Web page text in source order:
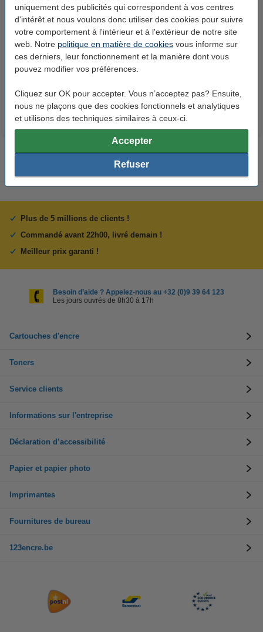
uniquement des publicités qui correspondent à vos centres
d'intérêt et nous voulons donc utiliser des cookies pour suivre
votre comportement à l'intérieur et à l'extérieur de notre site
web. Notre politique en matière de cookies vous informe sur
ces derniers, leur fonctionnement et la manière dont vous
pouvez modifier vos préférences.
Cliquez sur OK pour accepter. Vous n’acceptez pas? Ensuite,
nous ne plaçons que des cookies fonctionnels et analytiques
et utilisons des techniques similaires à ceux-ci.
Accepter
Refuser
123encre papier d'impression 1
boîte de 2500 feuilles A4 - 80
g/m²
Double A papier 1 boîte de 2500
feuilles A4 - 80 g/m²
Plus de 5 millions de clients !
Commandé avant 22h00, livré demain !
Meilleur prix garanti !
Besoin d’aide ? Appelez-nous au +32 (0)9 39 64 123
Les jours ouvrés de 8h30 à 17h
Cartouches d'encre
Toners
Service clients
Informations sur l'entreprise
Déclaration d’accessibilité
Papier et papier photo
Imprimantes
Fournitures de bureau
123encre.be